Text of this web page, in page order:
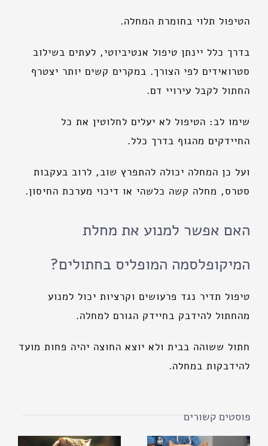
הטיפול תלוי בחומרת המחלה.
בדרך כלל יינתן טיפול אנטיביוטי, לעתים בשילוב
סטרואידים לפי הצורך. במקרים קשים יותר יצטרף
החתול לקבל עירויי דם.
שימו לב: הטיפול לא יעלים לחלוטין את כל
החיידקים מהגוף בדרך כלל.
ועל כן המחלה יכולה להתפרץ שוב, לרוב בעקבות
סטרס, מחלה קשה כלשהי או דיכוי מערכת החיסון.
האם אפשר למנוע את מחלת
המיקופלסמה המופליס בחתולים?
טיפול תדיר נגד פרעושים וקרציות יכול למנוע
מהחתול להידבק בחיידק הגורם למחלה.
חתול ששוהה בבית ולא יוצא החוצה יהיה פחות מועד
להידבקות במחלה.
פוסטים קשורים